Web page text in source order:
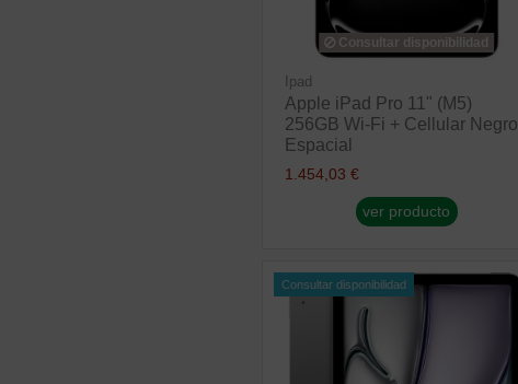
Consultar disponibilidad
Ipad
Apple iPad Pro 11" (M5)
256GB Wi-Fi + Cellular Negro
Espacial
1.454,03 €
ver producto
Consultar disponibilidad